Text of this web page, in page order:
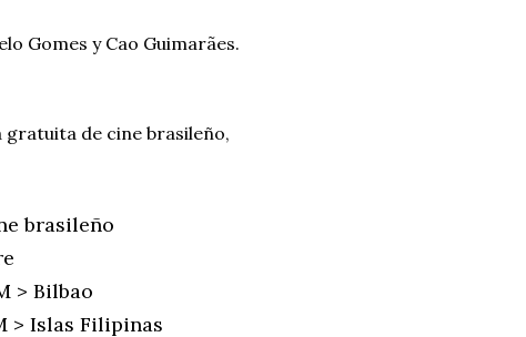
Gomes y Cao Guimarães.
gratuita de cine brasileño,
brasileño
> Bilbao
> Islas Filipinas